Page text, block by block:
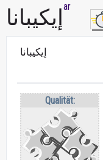
إيكيبانا ar
إيكيبانا
Qualität: